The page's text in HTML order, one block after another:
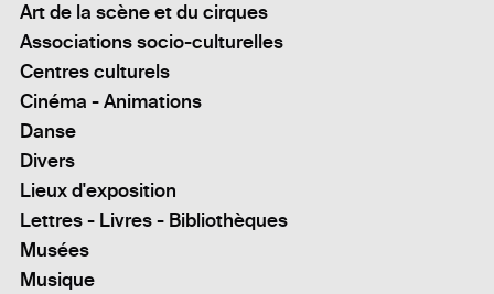
Art de la scène et du cirques
Associations socio-culturelles
Centres culturels
Cinéma - Animations
Danse
Divers
Lieux d'exposition
Lettres - Livres - Bibliothèques
Musées
Musique